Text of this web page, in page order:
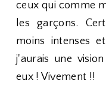
ceux qui comme
les garçons.
moins intenses
j'aurais une
eux ! Vivement !!